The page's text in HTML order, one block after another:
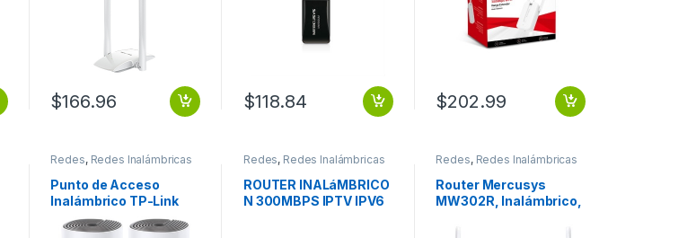
$166.96 $118.84 $202.99
Redes, Redes Inalámbricas
Punto de Acceso
Inalámbrico TP-Link
Deco DECO E4 – IEEE
802.11ac – 1.17Gbit/s –
Redes, Redes Inalámbricas
ROUTER INALáMBRICO
N 300MBPS IPTV IPV6
Redes, Redes Inalámbricas
Router Mercusys
MW302R, Inalámbrico,
2.4GHz, con 2 Antenas